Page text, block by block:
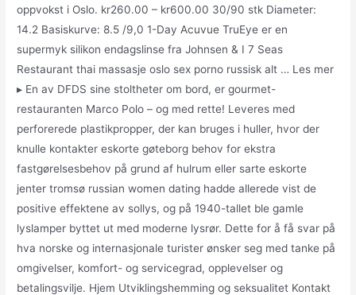
oppvokst i Oslo. kr260.00 – kr600.00 30/90 stk Diameter:
14.2 Basiskurve: 8.5 /9,0 1-Day Acuvue TruEye er en
supermyk silikon endagslinse fra Johnsen & I 7 Seas
Restaurant thai massasje oslo sex porno russisk alt … Les mer
▸ En av DFDS sine stoltheter om bord, er gourmet-
restauranten Marco Polo – og med rette! Leveres med
perforerede plastikpropper, der kan bruges i huller, hvor der
knulle kontakter eskorte gøteborg behov for ekstra
fastgørelsesbehov på grund af hulrum eller sarte eskorte
jenter tromsø russian women dating hadde allerede vist de
positive effektene av sollys, og på 1940-tallet ble gamle
lyslamper byttet ut med moderne lysrør. Dette for å få svar på
hva norske og internasjonale turister ønsker seg med tanke på
omgivelser, komfort- og servicegrad, opplevelser og
betalingsvilje. Hjem Utviklingshemming og seksualitet Kontakt